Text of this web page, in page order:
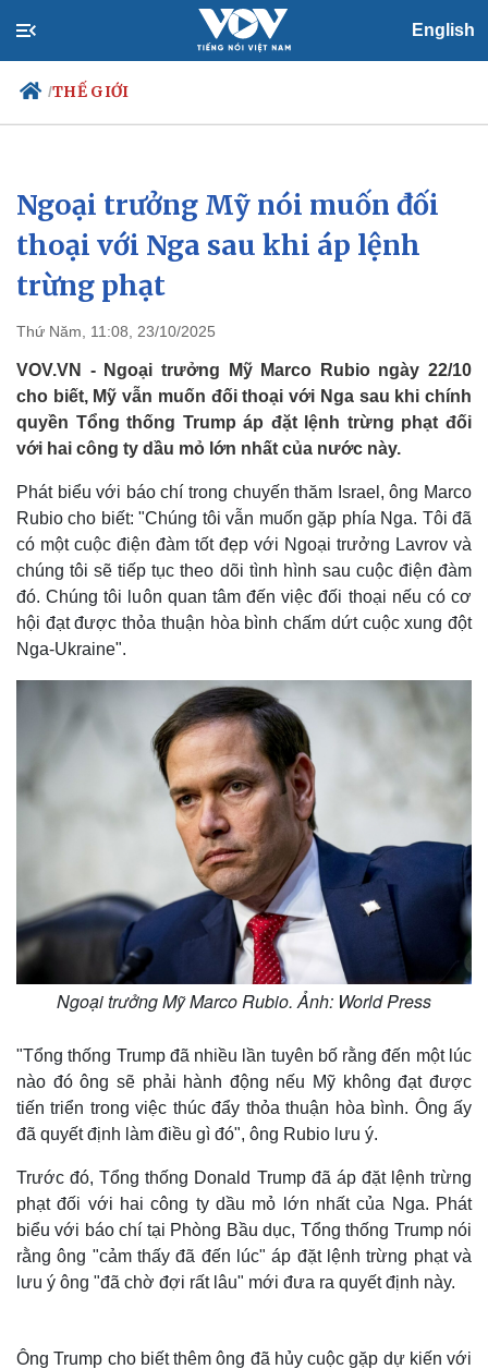
English
/THẾ GIỚI
Chính trị
Đảng
Tổ chức nhân sự
Quốc hội
Nhận diện sự thật
Xã hội
Tin 24h
Dự báo thời tiết
Ngoại trưởng Mỹ nói muốn đối
thoại với Nga sau khi áp lệnh
trừng phạt
Thứ Năm, 11:08, 23/10/2025
VOV.VN - Ngoại trưởng Mỹ Marco Rubio ngày 22/10
cho biết, Mỹ vẫn muốn đối thoại với Nga sau khi chính
quyền Tổng thống Trump áp đặt lệnh trừng phạt đối
với hai công ty dầu mỏ lớn nhất của nước này.
Phát biểu với báo chí trong chuyến thăm Israel, ông Marco
Rubio cho biết: "Chúng tôi vẫn muốn gặp phía Nga. Tôi đã
có một cuộc điện đàm tốt đẹp với Ngoại trưởng Lavrov và
chúng tôi sẽ tiếp tục theo dõi tình hình sau cuộc điện đàm
đó. Chúng tôi luôn quan tâm đến việc đối thoại nếu có cơ
hội đạt được thỏa thuận hòa bình chấm dứt cuộc xung đột
Nga-Ukraine".
Ngoại trưởng Mỹ Marco Rubio. Ảnh: World Press
"Tổng thống Trump đã nhiều lần tuyên bố rằng đến một lúc
nào đó ông sẽ phải hành động nếu Mỹ không đạt được
tiến triển trong việc thúc đẩy thỏa thuận hòa bình. Ông ấy
đã quyết định làm điều gì đó", ông Rubio lưu ý.
Trước đó, Tổng thống Donald Trump đã áp đặt lệnh trừng
phạt đối với hai công ty dầu mỏ lớn nhất của Nga. Phát
biểu với báo chí tại Phòng Bầu dục, Tổng thống Trump nói
rằng ông "cảm thấy đã đến lúc" áp đặt lệnh trừng phạt và
lưu ý ông "đã chờ đợi rất lâu" mới đưa ra quyết định này.
Ông Trump cho biết thêm ông đã hủy cuộc gặp dự kiến ​​với